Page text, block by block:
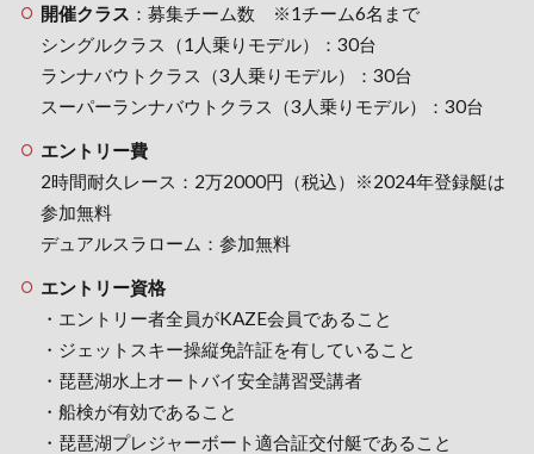
開催クラス ：募集チーム数 ※1チーム6名まで
シングルクラス（1人乗りモデル）：30台
ランナバウトクラス（3人乗りモデル）：30台
スーパーランナバウトクラス（3人乗りモデル）：30台
エントリー費
2時間耐久レース：2万2000円（税込）※2024年登録艇は
参加無料
デュアルスラローム：参加無料
エントリー資格
・エントリー者全員がKAZE会員であること
・ジェットスキー操縦免許証を有していること
・琵琶湖水上オートバイ安全講習受講者
・船検が有効であること
・琵琶湖プレジャーボート適合証交付艇であること